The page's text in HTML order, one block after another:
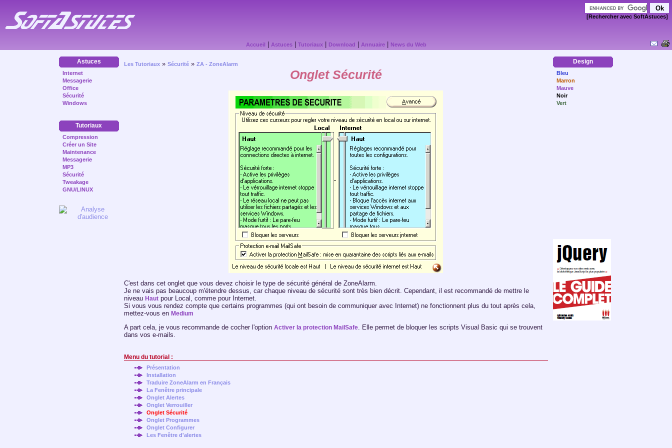
[Rechercher avec SoftAstuces]
Accueil Astuces| Tutoriaux| Download Annuaire| News du Web
Astuces
Internet
Messagerie
Office
Sécurité
Windows
Tutoriaux
Compression
Créer un Site
Maintenance
Messagerie
MP3
Sécurité
Tweakage
GNU/LINUX
Les Tutoriaux» Sécurité» ZA - ZoneAlarm
Onglet Sécurité
C'est dans cet onglet que vous devez choisir le type de sécurité général de ZoneAlarm.
Je ne vais pas beaucoup m'étendre dessus, car chaque niveau de sécurité sont très bien décrit. Cependant, il est recommandé de mettre le
niveau Hautpour Local, comme pour Internet.
Si vous vous rendez compte que certains programmes (qui ont besoin de communiquer avec Internet) ne fonctionnent plus du tout après cela,
mettez-vous en Medium
A part cela, je vous recommande de cocher l'option Activer la protection MailSafe. Elle permet de bloquer les scripts Visual Basic qui se trouvent
dans vos e-mails.
Menu du tutorial :
Présentation
Installation
Traduire ZoneAlarm en Français
La Fenêtre principale
Onglet Alertes
Onglet Verrouiller
Onglet Sécurité
Onglet Programmes
Onglet Configurer
Les Fenêtre d'alertes
Design
Bleu
Marron
Mauve
Noir
Vert